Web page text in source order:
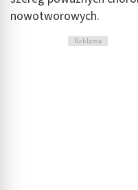
nowotworowych.
Reklama